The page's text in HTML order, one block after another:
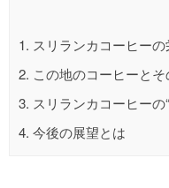
1. スリランカコーヒー
2. この地のコーヒーと
3. スリランカコーヒーの
4. 今後の展望とは